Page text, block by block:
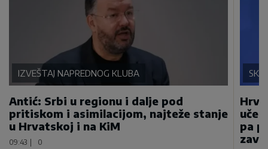
IZVEŠTAJ NAPREDNOG KLUBA
Antić: Srbi u regionu i dalje pod
pritiskom i asimilacijom, najteže stanje
u Hrvatskoj i na KiM
09:43 | 0
pa